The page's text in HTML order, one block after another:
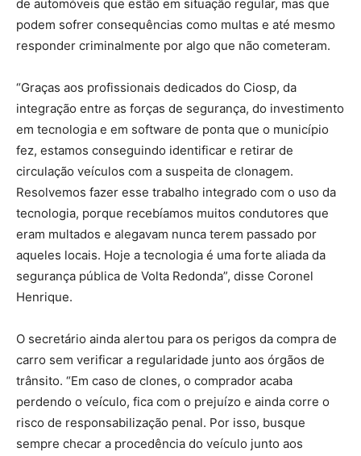
de automóveis que estão em situação regular, mas que
podem sofrer consequências como multas e até mesmo
responder criminalmente por algo que não cometeram.
“Graças aos profissionais dedicados do Ciosp, da
integração entre as forças de segurança, do investimento
em tecnologia e em software de ponta que o município
fez, estamos conseguindo identificar e retirar de
circulação veículos com a suspeita de clonagem.
Resolvemos fazer esse trabalho integrado com o uso da
tecnologia, porque recebíamos muitos condutores que
eram multados e alegavam nunca terem passado por
aqueles locais. Hoje a tecnologia é uma forte aliada da
segurança pública de Volta Redonda”, disse Coronel
Henrique.
O secretário ainda alertou para os perigos da compra de
carro sem verificar a regularidade junto aos órgãos de
trânsito. “Em caso de clones, o comprador acaba
perdendo o veículo, fica com o prejuízo e ainda corre o
risco de responsabilização penal. Por isso, busque
sempre checar a procedência do veículo junto aos